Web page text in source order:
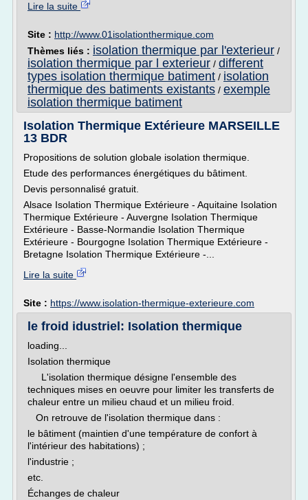
Lire la suite
Site : http://www.01isolationthermique.com
Thèmes liés : isolation thermique par l'exterieur /
isolation thermique par l exterieur / different
types isolation thermique batiment / isolation
thermique des batiments existants / exemple
isolation thermique batiment
Isolation Thermique Extérieure MARSEILLE
13 BDR
Propositions de solution globale isolation thermique.
Etude des performances énergétiques du bâtiment.
Devis personnalisé gratuit.
Alsace Isolation Thermique Extérieure - Aquitaine Isolation
Thermique Extérieure - Auvergne Isolation Thermique
Extérieure - Basse-Normandie Isolation Thermique
Extérieure - Bourgogne Isolation Thermique Extérieure -
Bretagne Isolation Thermique Extérieure -...
Lire la suite
Site : https://www.isolation-thermique-exterieure.com
le froid idustriel: Isolation thermique
loading...
Isolation thermique
L'isolation thermique désigne l'ensemble des
techniques mises en oeuvre pour limiter les transferts de
chaleur entre un milieu chaud et un milieu froid.
On retrouve de l'isolation thermique dans :
le bâtiment (maintien d'une température de confort à
l'intérieur des habitations) ;
l'industrie ;
etc.
Échanges de chaleur